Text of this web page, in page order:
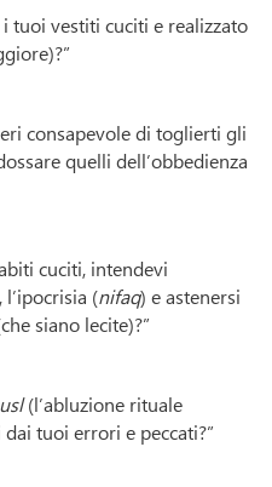
tuoi vestiti cuciti e realizzato
consapevole di toglierti gli
quelli dell’obbedienza
cuciti, intendevi
l’ipocrisia (nifaq) e astenersi
siano lecite)?”
(l’abluzione rituale
tuoi errori e peccati?”